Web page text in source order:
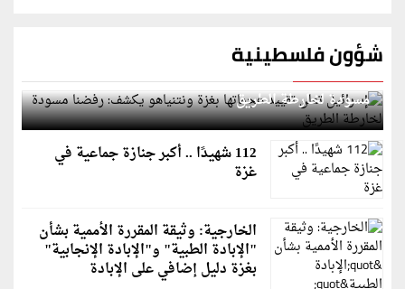
شؤون فلسطينية
إسرائيل تعلن تقييد هجماتها بغزة ونتنياهو يكشف: رفضنا
مسودة لخارطة الطريق
112 شهيدًا .. أكبر جنازة جماعية في
غزة
الخارجية: وثيقة المقررة الأممية بشأن
"الإبادة الطبية" و"الإبادة الإنجابية"
بغزة دليل إضافي على الإبادة